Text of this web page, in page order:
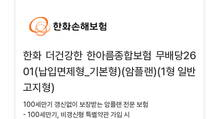
한화 더건강한 한아름종합보험 무배당26
01(납입면제형_기본형)(암플랜)(1형 일반
고지형)
100세만기 갱신없이 보장받는 암플랜 전문 보험
- 100세만기, 비갱신형 특별약관 가입 시